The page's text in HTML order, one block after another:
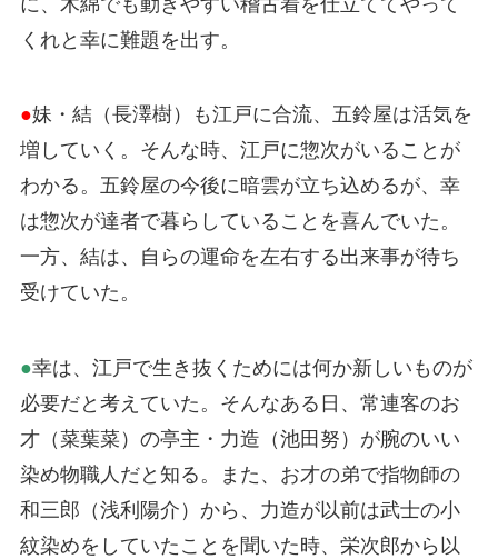
くれと幸に難題を出す。
●妹・結（長澤樹）も江戸に合流、五鈴屋は活気を
増していく。そんな時、江戸に惣次がいることが
わかる。五鈴屋の今後に暗雲が立ち込めるが、幸
は惣次が達者で暮らしていることを喜んでいた。
一方、結は、自らの運命を左右する出来事が待ち
受けていた。
●幸は、江戸で生き抜くためには何か新しいものが
必要だと考えていた。そんなある日、常連客のお
才（菜葉菜）の亭主・力造（池田努）が腕のいい
染め物職人だと知る。また、お才の弟で指物師の
和三郎（浅利陽介）から、力造が以前は武士の小
紋染めをしていたことを聞いた時、栄次郎から以